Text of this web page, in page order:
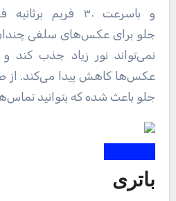
و باسرعت ۳۰ فریم
جلو برای عکس‌های سلفی
نمی‌تواند نور زیاد جذب کند
عکس‌ها کاهش پیدا می‌کند. از
جلو باعث شده که بتوانید
باتری